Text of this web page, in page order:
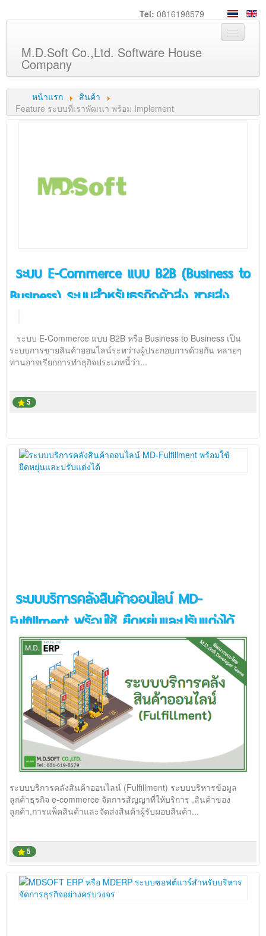
Tel: 0816198579
M.D.Soft Co.,Ltd. Software House
Company
หน้าหลัก
เกี่ยวกับเรา
ลูกค้า
ติดต่อเรา
หน้าแรก
สินค้า
Feature ระบบที่เราพัฒนา พร้อม Implement
ระบบ E-Commerce แบบ B2B (Business to
Business) ระบบสำหรับธุรกิจค้าส่ง ขายส่ง
ระบบ E-Commerce แบบ B2B หรือ Business to Business เป็น
ระบบการขายสินค้าออนไลน์ระหว่างผู้ประกอบการด้วยกัน หลายๆ
ท่านอาจเรียกการทำธุกิจประเภทนี้ว่า...
5
ระบบบริการคลังสินค้าออนไลน์ MD-
Fulfillment พร้อมใช้ ยืดหยุ่นและปรับแต่งได้
ระบบบริการคลังสินค้าออนไลน์ (Fulfillment) ระบบบริหารข้อมูล
ลูกค้าธุรกิจ e-commerce จัดการสัญญาที่ให้บริการ ,สินค้าของ
ลูกค้า,การแพ็คสินค้าและจัดส่งสินค้าผู้รับมอบสินค้า...
5